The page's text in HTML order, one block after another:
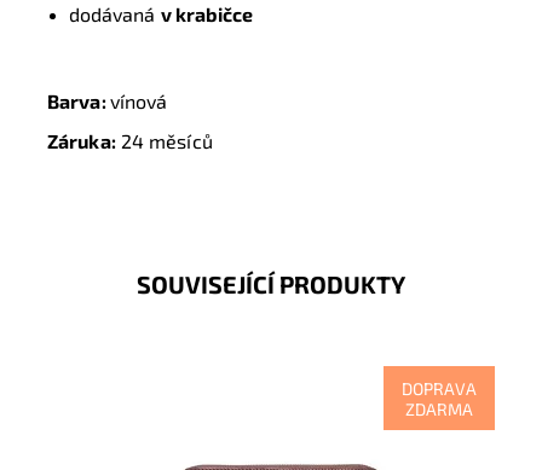
dodávaná v krabičce
Barva:vínová
Záruka:24 měsíců
SOUVISEJÍCÍ PRODUKTY
DOPRAVA
ZDARMA
Dopřejte si a svým financím luxus v prvotřídní kvalitě